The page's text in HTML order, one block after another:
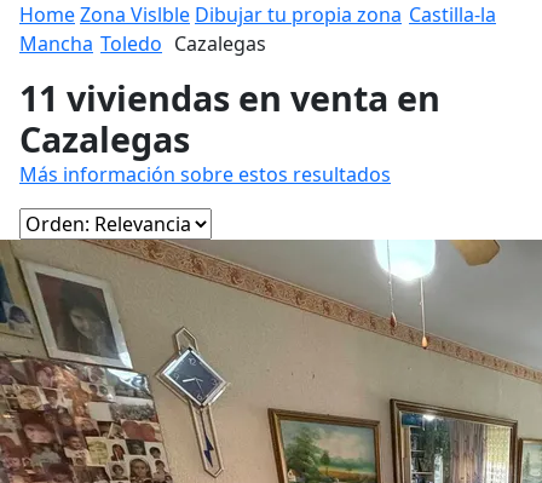
HomeZona Vislble Dibujar tu propia zona Castilla-la
Mancha Toledo Cazalegas
11 viviendas en venta en
Cazalegas
Más información sobre estos resultados